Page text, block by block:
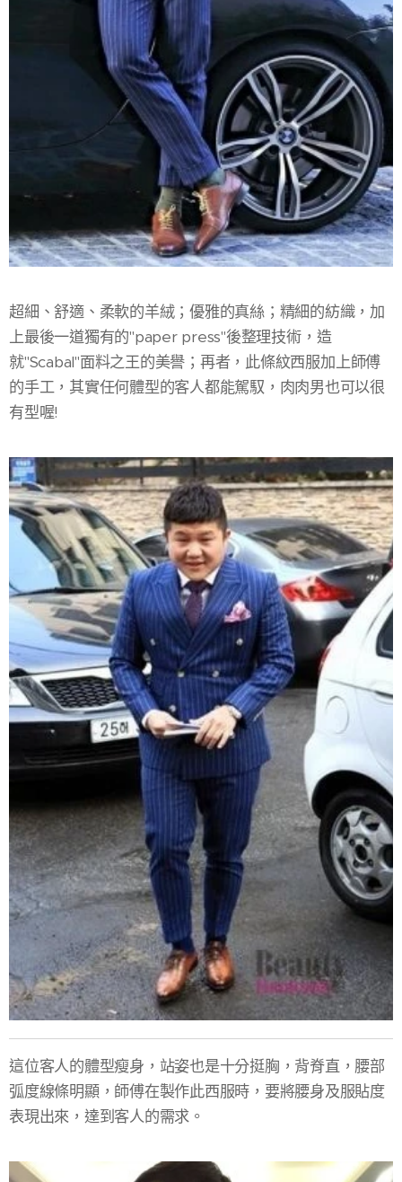
超細、舒適、柔軟的羊絨；優雅的真絲；精細的紡織，加
上最後一道獨有的"paper press"後整理技術，造
就"Scabal"面料之王的美譽；再者，此條紋西服加上師傅
的手工，其實任何體型的客人都能駕馭，肉肉男也可以很
有型喔!
這位客人的體型瘦身，站姿也是十分挺胸，背脊直，腰部
弧度線條明顯，師傅在製作此西服時，要將腰身及服貼度
表現出來，達到客人的需求。